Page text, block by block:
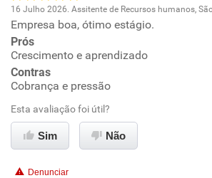
Oportunidade de promoção
Ambiente de trabalho
Benefícios
Recomenda esta empresa
16 Julho 2026. Assitente de Recursos humanos,
Empresa boa, ótimo estágio.
Prós
Crescimento e aprendizado
Contras
Cobrança e pressão
Esta avaliação foi útil?
Sim Não
Denunciar